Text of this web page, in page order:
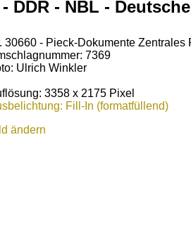
- NBL -
30660 - Pieck-Dokumente Zentrales
7369
Ulrich Winkler
3358 x 2175 Pixel
Fill-In (formatfüllend)
ändern